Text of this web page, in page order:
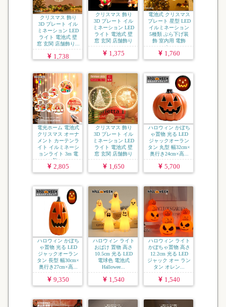
クリスマス 飾り
3D プレート イル
ミネーション LED
ライト 電池式 壁
窓 玄関 店舗飾り...
1,738
クリスマス 飾り
3D プレート イル
ミネーション LED
ライト 電池式 壁
窓 玄関 店舗飾り
...
1,375
電池式 クリスマス
プレート 星型 LED
イルミネーション
5種類 ぶら下げ装
飾 室内用 電飾
ク...
1,760
電光ホーム 電池式
クリスマス オーナ
メント カーテンラ
イト イルミネーシ
ョンライト 3m 電
飾 ...
2,805
クリスマス 飾り
3D プレート イル
ミネーション LED
ライト 電池式 壁
窓 玄関 店舗飾り
...
1,650
ハロウィン かぼち
ゃ置物 光る LED
ジャックオーラン
タン 丸型 幅32cm×
奥行き24cm×高...
5,700
ハロウィン かぼち
ゃ置物 光る LED
ジャックオーラン
タン 長型 幅30cm×
奥行き27cm×高...
9,350
ハロウィン ライト
おばけ 置物 高さ
10.5cm 光る LED
電球色 電池式
Hallowee...
1,540
ハロウィン ライト
かぼちゃ置物 高さ
12.2cm 光る LED
ジャック オー ラン
タン オレン...
1,540